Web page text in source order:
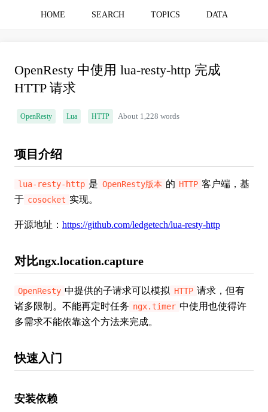
HOME SEARCH TOPICS DATA
OpenResty 中使用 lua-resty-http 完成
HTTP 请求
OpenResty Lua HTTP About 1,228 words
项目介绍
lua-resty-http 是 OpenResty版本 的 HTTP 客户端，基
于 cosocket 实现。
开源地址： https://github.com/ledgetech/lua-resty-http
对比ngx.location.capture
OpenResty 中提供的子请求可以模拟 HTTP 请求，但有
诸多限制。不能再定时任务 ngx.timer 中使用也使得许
多需求不能依靠这个方法来完成。
快速入门
安装依赖